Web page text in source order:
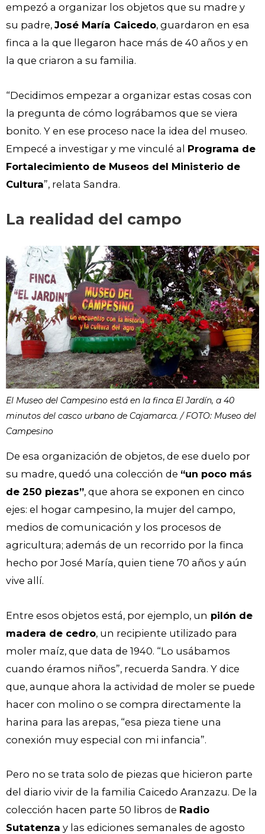
empezó a organizar los objetos que su madre y
su padre, José María Caicedo, guardaron en esa
finca a la que llegaron hace más de 40 años y en
la que criaron a su familia.
“Decidimos empezar a organizar estas cosas con
la pregunta de cómo lográbamos que se viera
bonito. Y en ese proceso nace la idea del museo.
Empecé a investigar y me vinculé al Programa de
Fortalecimiento de Museos del Ministerio de
Cultura”, relata Sandra.
La realidad del campo
El Museo del Campesino está en la finca El Jardín, a 40
minutos del casco urbano de Cajamarca. / FOTO: Museo del
Campesino
De esa organización de objetos, de ese duelo por
su madre, quedó una colección de “un poco más
de 250 piezas”, que ahora se exponen en cinco
ejes: el hogar campesino, la mujer del campo,
medios de comunicación y los procesos de
agricultura; además de un recorrido por la finca
hecho por José María, quien tiene 70 años y aún
vive allí.
Entre esos objetos está, por ejemplo, un pilón de
madera de cedro, un recipiente utilizado para
moler maíz, que data de 1940. “Lo usábamos
cuando éramos niños”, recuerda Sandra. Y dice
que, aunque ahora la actividad de moler se puede
hacer con molino o se compra directamente la
harina para las arepas, “esa pieza tiene una
conexión muy especial con mi infancia”.
Pero no se trata solo de piezas que hicieron parte
del diario vivir de la familia Caicedo Aranzazu. De la
colección hacen parte 50 libros de Radio
Sutatenza y las ediciones semanales de agosto